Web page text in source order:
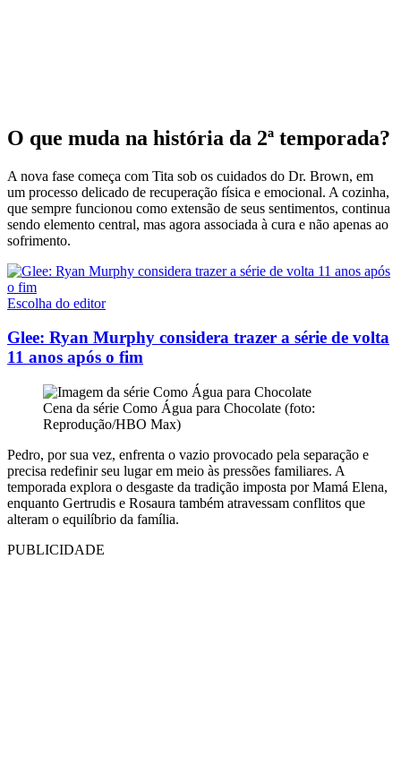
O que muda na história da 2ª temporada?
A nova fase começa com Tita sob os cuidados do Dr. Brown, em
um processo delicado de recuperação física e emocional. A cozinha,
que sempre funcionou como extensão de seus sentimentos, continua
sendo elemento central, mas agora associada à cura e não apenas ao
sofrimento.
Escolha do editor
Glee: Ryan Murphy considera trazer a série de volta
11 anos após o fim
Cena da série Como Água para Chocolate (foto:
Reprodução/HBO Max)
Pedro, por sua vez, enfrenta o vazio provocado pela separação e
precisa redefinir seu lugar em meio às pressões familiares. A
temporada explora o desgaste da tradição imposta por Mamá Elena,
enquanto Gertrudis e Rosaura também atravessam conflitos que
alteram o equilíbrio da família.
PUBLICIDADE